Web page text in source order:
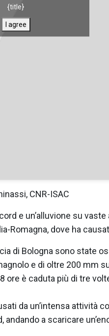
{title}
I agree
CNR-ISAC
e un’alluvione su vaste
Romagna, dove ha
di Bologna sono state
e di oltre 200 mm
è caduta più di tre
da un’intensa attività
a scaricare